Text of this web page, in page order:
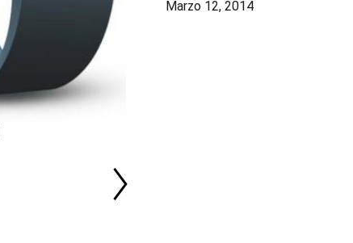
Marzo 12, 2014